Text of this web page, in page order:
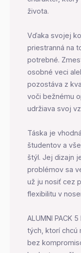
života.
Vďaka svojej
priestranná na
potrebné.
osobné veci
pozostáva z
voči bežnému
udržiava svoj
Táska je
študentov a
štýl. Jej dizajn
problémov sa
už ju nosiť cez
flexibilitu v
ALUMNI PACK
tých, ktorí chcú
bez